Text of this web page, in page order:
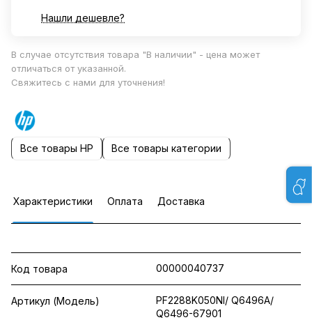
Нашли дешевле?
В случае отсутствия товара "В наличии" - цена может
отличаться от указанной.
Свяжитесь с нами для уточнения!
Все товары HP Все товары категории
Характеристики Оплата Доставка
Код товара 00000040737
Артикул (Модель)
PF2288K050NI/ Q6496A/
Q6496-67901